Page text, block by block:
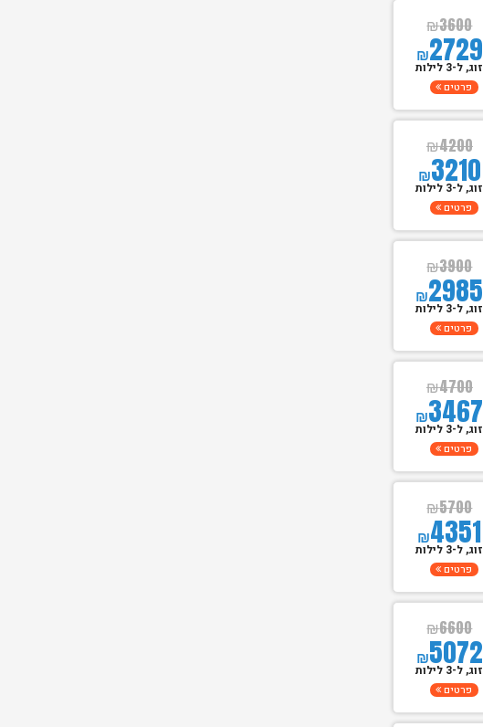
₪3600
₪2729
זוג, ל-3 לילות
פרטים
₪4200
₪3210
זוג, ל-3 לילות
פרטים
₪3900
₪2985
זוג, ל-3 לילות
פרטים
₪4700
₪3467
זוג, ל-3 לילות
פרטים
₪5700
₪4351
זוג, ל-3 לילות
פרטים
₪6600
₪5072
זוג, ל-3 לילות
פרטים